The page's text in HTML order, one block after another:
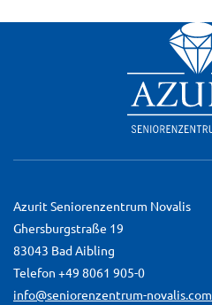
Azurit Seniorenzentrum Novalis
Ghersburgstraße 19
83043 Bad Aibling
Telefon +49 8061 905-0
info@seniorenzentrum-novalis.com